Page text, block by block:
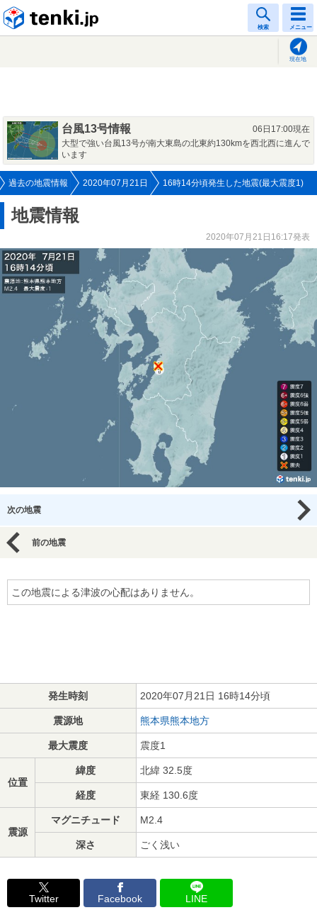
検索 メニュー
現在地
台風13号情報
06日17:00現在
大型で強い台風13号が南大東島の北東約130kmを西北西に進んで
います
過去の地震情報 2020年07月21日 16時14分頃発生した地震(最大震度1)
地震情報
2020年07月21日16:17発表
次の地震
前の地震
この地震による津波の心配はありません。
発生時刻 2020年07月21日 16時14分頃
震源地 熊本県熊本地方
最大震度 震度1
位置
緯度 北緯 32.5度
経度 東経 130.6度
震源
マグニチュード M2.4
深さ ごく浅い
Twitter Facebook LINE